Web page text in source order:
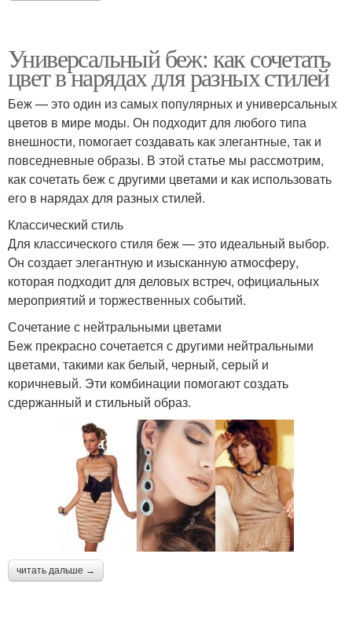
Универсальный беж: как сочетать
цвет в нарядах для разных стилей
Беж — это один из самых популярных и универсальных
цветов в мире моды. Он подходит для любого типа
внешности, помогает создавать как элегантные, так и
повседневные образы. В этой статье мы рассмотрим,
как сочетать беж с другими цветами и как использовать
его в нарядах для разных стилей.
Классический стиль
Для классического стиля беж — это идеальный выбор.
Он создает элегантную и изысканную атмосферу,
которая подходит для деловых встреч, официальных
мероприятий и торжественных событий.
Сочетание с нейтральными цветами
Беж прекрасно сочетается с другими нейтральными
цветами, такими как белый, черный, серый и
коричневый. Эти комбинации помогают создать
сдержанный и стильный образ.
читать дальше →